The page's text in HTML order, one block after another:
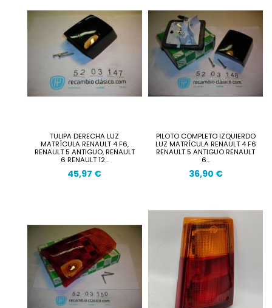
TULIPA DERECHA LUZ
MATRÍCULA RENAULT 4 F6,
RENAULT 5 ANTIGUO, RENAULT
6 RENAULT 12...
45,97 €
PILOTO COMPLETO IZQUIERDO
LUZ MATRÍCULA RENAULT 4 F6
RENAULT 5 ANTIGUO RENAULT
6...
36,90 €